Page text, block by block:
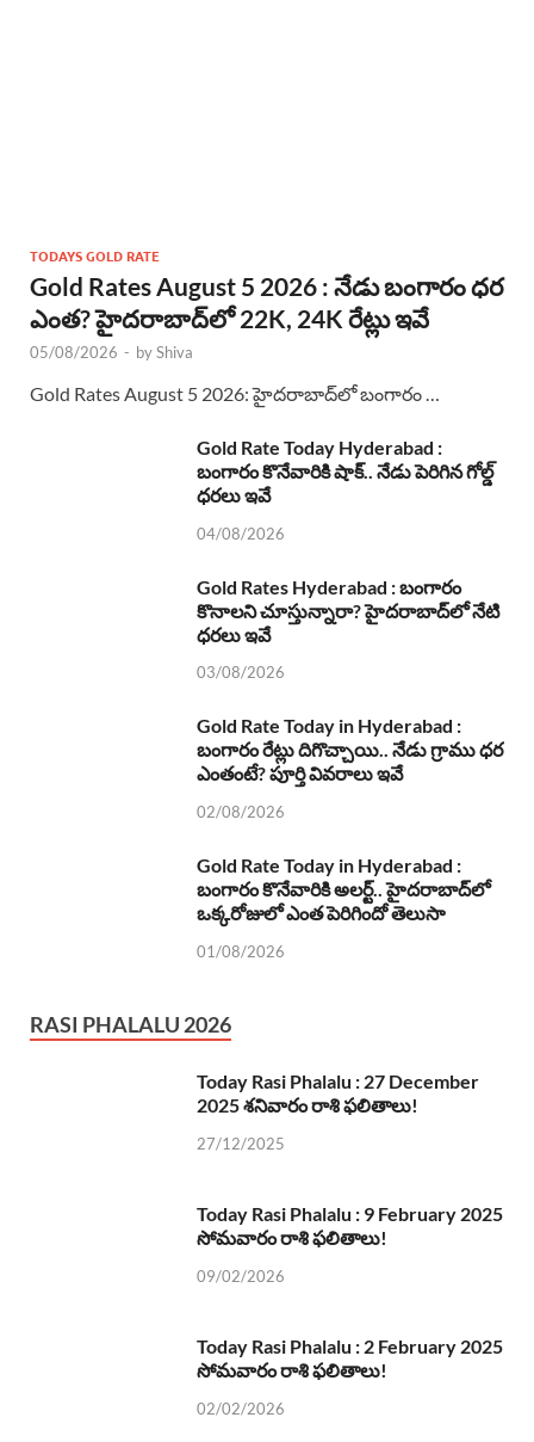
TODAYS GOLD RATE
Gold Rates August 5 2026 : నేడు బంగారం ధర
ఎంత? హైదరాబాద్‌లో 22K, 24K రేట్లు ఇవే
05/08/2026 - byShiva
Gold Rates August 5 2026: హైదరాబాద్‌లో బంగారం …
Gold Rate Today Hyderabad :
బంగారం కొనేవారికి షాక్.. నేడు పెరిగిన గోల్డ్
ధరలు ఇవే
04/08/2026
Gold Rates Hyderabad : బంగారం
కొనాలని చూస్తున్నారా? హైదరాబాద్‌లో నేటి
ధరలు ఇవే
03/08/2026
Gold Rate Today in Hyderabad :
బంగారం రేట్లు దిగొచ్చాయి.. నేడు గ్రాము ధర
ఎంతంటే? పూర్తి వివరాలు ఇవే
02/08/2026
Gold Rate Today in Hyderabad :
బంగారం కొనేవారికి అలర్ట్.. హైదరాబాద్‌లో
ఒక్కరోజులో ఎంత పెరిగిందో తెలుసా
01/08/2026
RASI PHALALU 2026
Today Rasi Phalalu : 27 December
2025 శనివారం రాశి ఫలితాలు!
27/12/2025
Today Rasi Phalalu : 9 February 2025
సోమవారం రాశి ఫలితాలు!
09/02/2026
Today Rasi Phalalu : 2 February 2025
సోమవారం రాశి ఫలితాలు!
02/02/2026